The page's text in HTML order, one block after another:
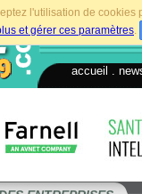
l'utilisation de
et gérer ces paramètres.
accueil